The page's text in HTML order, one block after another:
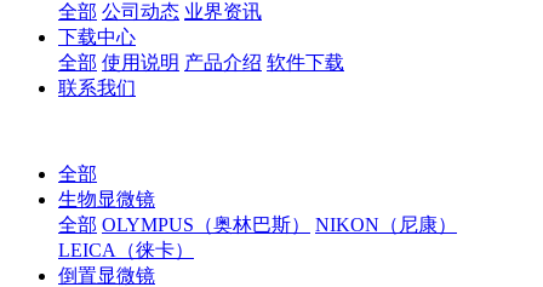
全部 公司动态 业界资讯
下载中心
全部 使用说明 产品介绍 软件下载
联系我们
全部
生物显微镜
全部 OLYMPUS（奥林巴斯）
NIKON（尼康）
LEICA（徕卡）
倒置显微镜